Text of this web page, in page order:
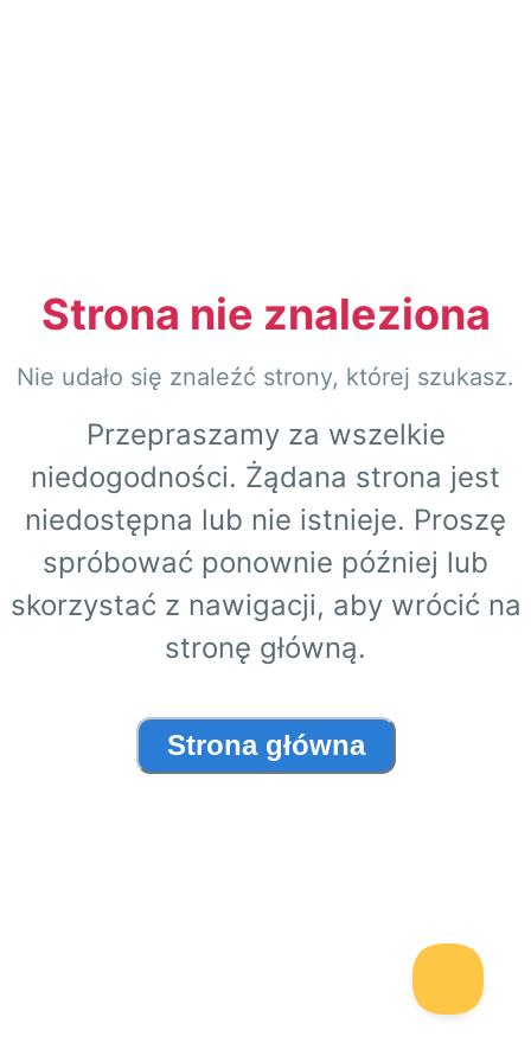
Strona nie znaleziona
Nie udało się znaleźć strony, której szukasz.
Przepraszamy za wszelkie
niedogodności. Żądana strona jest
niedostępna lub nie istnieje. Proszę
spróbować ponownie później lub
skorzystać z nawigacji, aby wrócić na
stronę główną.
Strona główna